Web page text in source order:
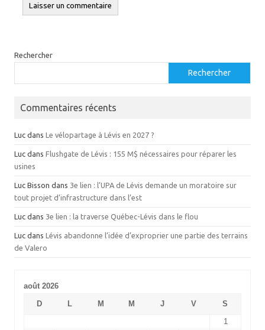
Rechercher
Rechercher
Commentaires récents
Luc dans Le vélopartage à Lévis en 2027 ?
Luc dans Flushgate de Lévis : 155 M$ nécessaires pour réparer les
usines
Luc Bisson dans 3e lien : l’UPA de Lévis demande un moratoire sur
tout projet d’infrastructure dans l’est
Luc dans 3e lien : la traverse Québec-Lévis dans le flou
Luc dans Lévis abandonne l’idée d’exproprier une partie des terrains
de Valero
août 2026
D
L M M J V
S
1